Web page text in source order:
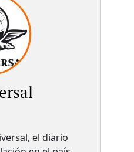
el diario